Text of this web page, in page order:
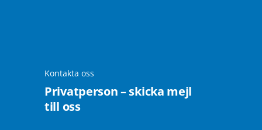
Kontakta oss
Privatperson – skicka mejl
till oss